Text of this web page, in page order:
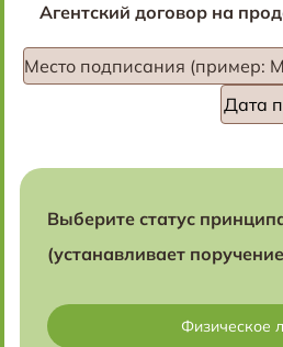
Агентский договор на
Место подписания (пример:
Выберите статус
(устанавливает
Физическое